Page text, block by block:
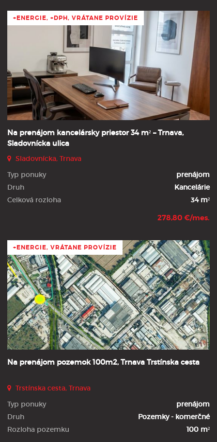
+ENERGIE, +DPH, VRÁTANE PROVÍZIE
Na prenájom kancelársky priestor 34 m² – Trnava,
Sladovnícka ulica
Sladovnícka, Trnava
Typ ponuky
prenájom
Druh
Kancelárie
Celková rozloha
34 m²
278,80 €/mes.
+ENERGIE, VRÁTANE PROVÍZIE
Na prenájom pozemok 100m2, Trnava Trstínska cesta
Trstínska cesta, Trnava
Typ ponuky
prenájom
Druh
Pozemky - komerčné
Rozloha pozemku
100 m²